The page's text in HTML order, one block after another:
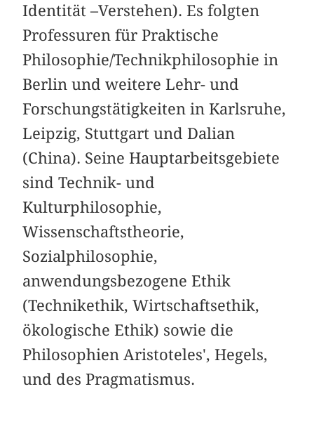
Identität –Verstehen). Es folgten
Professuren für Praktische
Philosophie/Technikphilosophie in
Berlin und weitere Lehr- und
Forschungstätigkeiten in Karlsruhe,
Leipzig, Stuttgart und Dalian
(China). Seine Hauptarbeitsgebiete
sind Technik- und
Kulturphilosophie,
Wissenschaftstheorie,
Sozialphilosophie,
anwendungsbezogene Ethik
(Technikethik, Wirtschaftsethik,
ökologische Ethik) sowie die
Philosophien Aristoteles', Hegels,
und des Pragmatismus.